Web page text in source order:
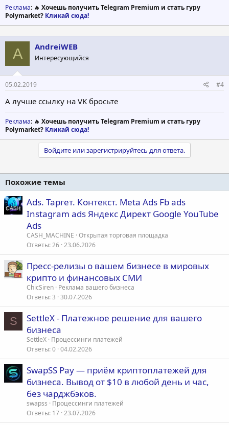
Реклама: 🔥 Хочешь получить Telegram Premium и стать гуру
Polymarket? Кликай сюда!
A AndreiWEB
Интересующийся
05.02.2019 #4
А лучше ссылку на VK бросьте
Реклама: 🔥 Хочешь получить Telegram Premium и стать гуру
Polymarket? Кликай сюда!
Войдите или зарегистрируйтесь для ответа.
Похожие темы
Ads. Таргет. Контекст. Meta Ads Fb ads
Instagram ads Яндекс Директ Google YouTube
Ads
CASH_MACHINE Открытая торговая площадка
Ответы 26 23.06.2026
Пресс-релизы о вашем бизнесе в мировых
крипто и финансовых СМИ
ChicSiren Реклама вашего бизнеса
Ответы 3 30.07.2026
S
SettleX - Платежное решение для вашего
бизнеса
SettleX Процессинги платежей
Ответы 0 04.02.2026
SwapSS Pay — приём криптоплатежей для
бизнеса. Вывод от $10 в любой день и час,
без чарджбэков.
swapss
Процессинги платежей
Ответы 17 23.07.2026